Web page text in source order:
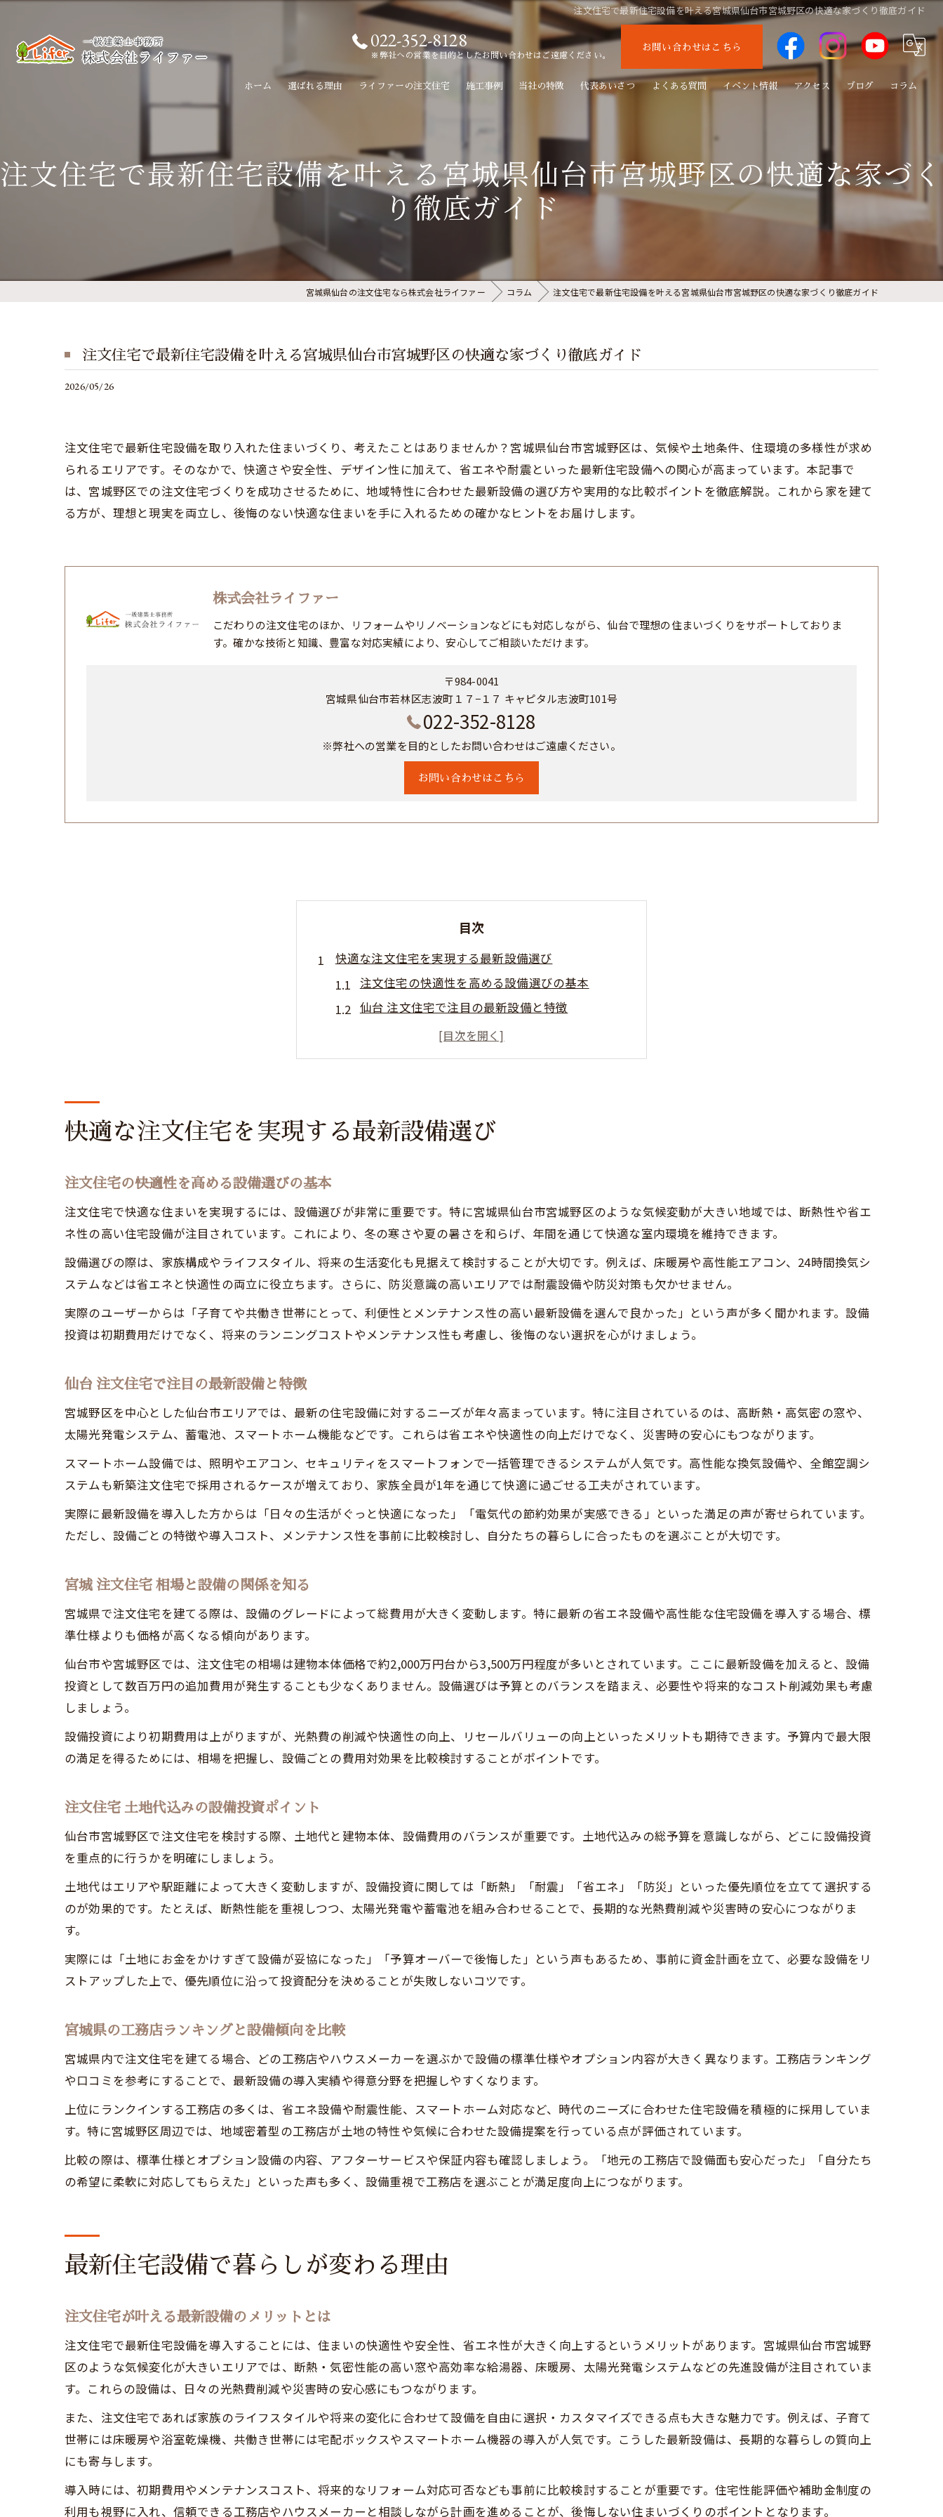
注文住宅で最新住宅設備を叶える宮城県仙台市宮城野区の快適な家づくり徹底ガイド
022-352-8128
※弊社への営業を目的としたお問い合わせはご遠慮ください。
お問い合わせはこちら
ホーム 選ばれる理由 ライファーの注文住宅 施工事例 当社の特徴
リフォーム
リノベーション
代表あいさつ よくある質問 イベント情報 アクセス ブログ コラム
注文住宅で最新住宅設備を叶える宮城県仙台市宮城野区の快適な家づく
り徹底ガイド
宮城県仙台の注文住宅なら株式会社ライファー コラム 注文住宅で最新住宅設備を叶える宮城県仙台市宮城野区の快適な家づくり徹底ガイド
注文住宅で最新住宅設備を叶える宮城県仙台市宮城野区の快適な家づくり徹底ガイド
2026/05/26
注文住宅で最新住宅設備を取り入れた住まいづくり、考えたことはありませんか？宮城県仙台市宮城野区は、気候や土地条件、住環境の多様性が求め
られるエリアです。そのなかで、快適さや安全性、デザイン性に加えて、省エネや耐震といった最新住宅設備への関心が高まっています。本記事で
は、宮城野区での注文住宅づくりを成功させるために、地域特性に合わせた最新設備の選び方や実用的な比較ポイントを徹底解説。これから家を建て
る方が、理想と現実を両立し、後悔のない快適な住まいを手に入れるための確かなヒントをお届けします。
株式会社ライファー
こだわりの注文住宅のほか、リフォームやリノベーションなどにも対応しながら、仙台で理想の住まいづくりをサポートしておりま
す。確かな技術と知識、豊富な対応実績により、安心してご相談いただけます。
〒984-0041
宮城県仙台市若林区志波町１７−１７ キャピタル志波町101号
022-352-8128
※弊社への営業を目的としたお問い合わせはご遠慮ください。
お問い合わせはこちら
目次
快適な注文住宅を実現する最新設備選び
注文住宅の快適性を高める設備選びの基本
仙台 注文住宅で注目の最新設備と特徴
宮城 注文住宅 相場と設備の関係を知る
注文住宅 土地代込みの設備投資ポイント
注文住宅が叶える最新設備のメリットとは
おしゃれと機能性を両立する注文住宅設備
宮城 注文住宅の実例に見る設備の進化
注文住宅の相場感や設備の比較ポイント
仙台 注文住宅 相場の目安と決め方のコツ
宮城県 注文住宅ランキングで見る相場動向
注文住宅 土地代込みの資金計画の立て方
土地選びから設備選定までの注文住宅手順
工務店ランキングを活かした土地探しの秘訣
注文住宅におしゃれな最新設備を取り入れるコツ
注文住宅の性能とおしゃれを実現するポイント
宮城野区の注文住宅で失敗しないヒント
仙台 注文住宅の後悔しないポイント事例
宮城県 注文住宅ランキング活用のコツ
快適な注文住宅を実現する最新設備選び
注文住宅の快適性を高める設備選びの基本
注文住宅で快適な住まいを実現するには、設備選びが非常に重要です。特に宮城県仙台市宮城野区のような気候変動が大きい地域では、断熱性や省エ
ネ性の高い住宅設備が注目されています。これにより、冬の寒さや夏の暑さを和らげ、年間を通じて快適な室内環境を維持できます。
設備選びの際は、家族構成やライフスタイル、将来の生活変化も見据えて検討することが大切です。例えば、床暖房や高性能エアコン、24時間換気シ
ステムなどは省エネと快適性の両立に役立ちます。さらに、防災意識の高いエリアでは耐震設備や防災対策も欠かせません。
実際のユーザーからは「子育てや共働き世帯にとって、利便性とメンテナンス性の高い最新設備を選んで良かった」という声が多く聞かれます。設備
投資は初期費用だけでなく、将来のランニングコストやメンテナンス性も考慮し、後悔のない選択を心がけましょう。
仙台 注文住宅で注目の最新設備と特徴
宮城野区を中心とした仙台市エリアでは、最新の住宅設備に対するニーズが年々高まっています。特に注目されているのは、高断熱・高気密の窓や、
太陽光発電システム、蓄電池、スマートホーム機能などです。これらは省エネや快適性の向上だけでなく、災害時の安心にもつながります。
スマートホーム設備では、照明やエアコン、セキュリティをスマートフォンで一括管理できるシステムが人気です。高性能な換気設備や、全館空調シ
ステムも新築注文住宅で採用されるケースが増えており、家族全員が1年を通じて快適に過ごせる工夫がされています。
実際に最新設備を導入した方からは「日々の生活がぐっと快適になった」「電気代の節約効果が実感できる」といった満足の声が寄せられています。
ただし、設備ごとの特徴や導入コスト、メンテナンス性を事前に比較検討し、自分たちの暮らしに合ったものを選ぶことが大切です。
宮城 注文住宅 相場と設備の関係を知る
宮城県で注文住宅を建てる際は、設備のグレードによって総費用が大きく変動します。特に最新の省エネ設備や高性能な住宅設備を導入する場合、標
準仕様よりも価格が高くなる傾向があります。
仙台市や宮城野区では、注文住宅の相場は建物本体価格で約2,000万円台から3,500万円程度が多いとされています。ここに最新設備を加えると、設備
投資として数百万円の追加費用が発生することも少なくありません。設備選びは予算とのバランスを踏まえ、必要性や将来的なコスト削減効果も考慮
しましょう。
設備投資により初期費用は上がりますが、光熱費の削減や快適性の向上、リセールバリューの向上といったメリットも期待できます。予算内で最大限
の満足を得るためには、相場を把握し、設備ごとの費用対効果を比較検討することがポイントです。
注文住宅 土地代込みの設備投資ポイント
仙台市宮城野区で注文住宅を検討する際、土地代と建物本体、設備費用のバランスが重要です。土地代込みの総予算を意識しながら、どこに設備投資
を重点的に行うかを明確にしましょう。
土地代はエリアや駅距離によって大きく変動しますが、設備投資に関しては「断熱」「耐震」「省エネ」「防災」といった優先順位を立てて選択する
のが効果的です。たとえば、断熱性能を重視しつつ、太陽光発電や蓄電池を組み合わせることで、長期的な光熱費削減や災害時の安心につながりま
す。
実際には「土地にお金をかけすぎて設備が妥協になった」「予算オーバーで後悔した」という声もあるため、事前に資金計画を立て、必要な設備をリ
ストアップした上で、優先順位に沿って投資配分を決めることが失敗しないコツです。
宮城県の工務店ランキングと設備傾向を比較
宮城県内で注文住宅を建てる場合、どの工務店やハウスメーカーを選ぶかで設備の標準仕様やオプション内容が大きく異なります。工務店ランキング
や口コミを参考にすることで、最新設備の導入実績や得意分野を把握しやすくなります。
上位にランクインする工務店の多くは、省エネ設備や耐震性能、スマートホーム対応など、時代のニーズに合わせた住宅設備を積極的に採用していま
す。特に宮城野区周辺では、地域密着型の工務店が土地の特性や気候に合わせた設備提案を行っている点が評価されています。
比較の際は、標準仕様とオプション設備の内容、アフターサービスや保証内容も確認しましょう。「地元の工務店で設備面も安心だった」「自分たち
の希望に柔軟に対応してもらえた」といった声も多く、設備重視で工務店を選ぶことが満足度向上につながります。
最新住宅設備で暮らしが変わる理由
注文住宅が叶える最新設備のメリットとは
注文住宅で最新住宅設備を導入することには、住まいの快適性や安全性、省エネ性が大きく向上するというメリットがあります。宮城県仙台市宮城野
区のような気候変化が大きいエリアでは、断熱・気密性能の高い窓や高効率な給湯器、床暖房、太陽光発電システムなどの先進設備が注目されていま
す。これらの設備は、日々の光熱費削減や災害時の安心感にもつながります。
また、注文住宅であれば家族のライフスタイルや将来の変化に合わせて設備を自由に選択・カスタマイズできる点も大きな魅力です。例えば、子育て
世帯には床暖房や浴室乾燥機、共働き世帯には宅配ボックスやスマートホーム機器の導入が人気です。こうした最新設備は、長期的な暮らしの質向上
にも寄与します。
導入時には、初期費用やメンテナンスコスト、将来的なリフォーム対応可否なども事前に比較検討することが重要です。住宅性能評価や補助金制度の
利用も視野に入れ、信頼できる工務店やハウスメーカーと相談しながら計画を進めることが、後悔しない住まいづくりのポイントとなります。